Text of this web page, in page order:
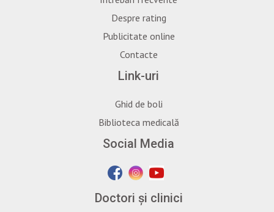
Despre rating
Publicitate online
Contacte
Link-uri
Ghid de boli
Biblioteca medicală
Social Media
Doctori și clinici